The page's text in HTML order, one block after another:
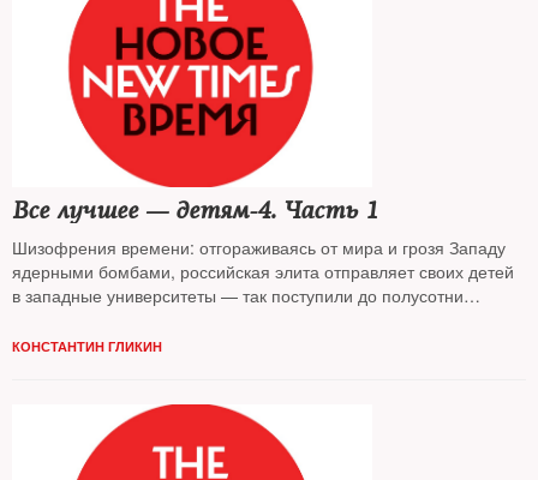
Все лучшее — детям-4. Часть 1
Шизофрения времени: отгораживаясь от мира и грозя Западу
ядерными бомбами, российская элита отправляет своих детей
в западные университеты — так поступили до полусотни
«кремлевского списка» США
КОНСТАНТИН ГЛИКИН